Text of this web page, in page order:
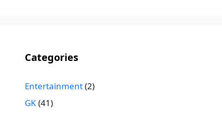
Categories
Entertainment(2)
GK(41)